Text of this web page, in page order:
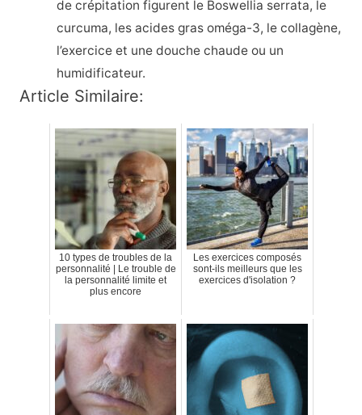
de crépitation figurent le Boswellia serrata, le
curcuma, les acides gras oméga-3, le collagène,
l’exercice et une douche chaude ou un
humidificateur.
Article Similaire:
10 types de troubles de la
personnalité | Le trouble de
la personnalité limite et
plus encore
Les exercices composés
sont-ils meilleurs que les
exercices d'isolation ?